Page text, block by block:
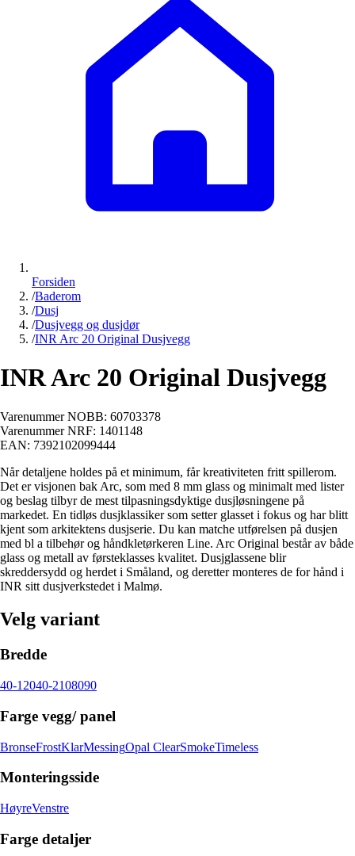
Forsiden
/Baderom
/Dusj
/Dusjvegg og dusjdør
/INR Arc 20 Original Dusjvegg
INR Arc 20 Original Dusjvegg
Varenummer NOBB: 60703378
Varenummer NRF: 1401148
EAN: 7392102099444
Når detaljene holdes på et minimum, får kreativiteten fritt spillerom.
Det er visjonen bak Arc, som med 8 mm glass og minimalt med lister
og beslag tilbyr de mest tilpasningsdyktige dusjløsningene på
markedet. En tidløs dusjklassiker som setter glasset i fokus og har blitt
kjent som arkitektens dusjserie. Du kan matche utførelsen på dusjen
med bl a tilbehør og håndkletørkeren Line. Arc Original består av både
glass og metall av førsteklasses kvalitet. Dusjglassene blir
skreddersydd og herdet i Småland, og deretter monteres de for hånd i
INR sitt dusjverkstedet i Malmø.
Velg variant
Bredde
40-12040-2108090
Farge vegg/ panel
BronseFrostKlarMessingOpal ClearSmokeTimeless
Monteringsside
HøyreVenstre
Farge detaljer